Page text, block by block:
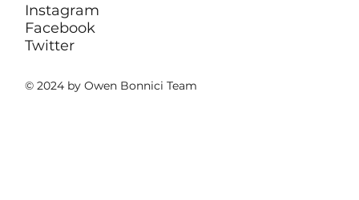
© 2024 by Owen Bonnici Team
Instagram
Facebook
Twitter